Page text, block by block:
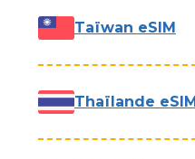
Taïwan eSIM
Thaïlande eSIM